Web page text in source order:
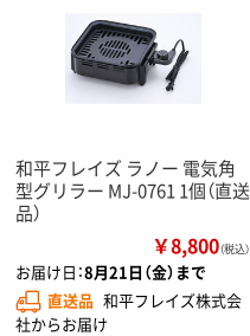
和平フレイズ ラノー 電気角
型グリラー MJ-0761 1個（直送
品）
￥8,800（税込）
お届け日：8月21日（金）まで
直送品 和平フレイズ株式会
社からお届け